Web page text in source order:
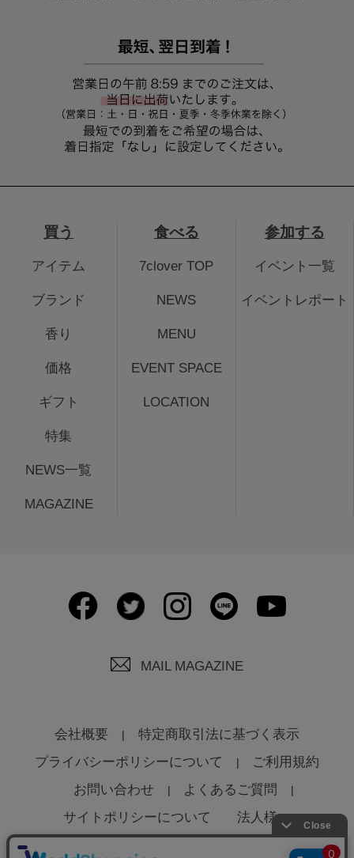
買う
アイテム
ブランド
香り
価格
ギフト
特集
NEWS一覧
MAGAZINE
食べる
7clover TOP
NEWS
MENU
EVENT SPACE
LOCATION
参加する
イベント一覧
イベントレポート
MAIL MAGAZINE
会社概要
特定商取引法に基づく表示
プライバシーポリシーについて
ご利用規約
お問い合わせ
よくあるご質問
サイトポリシーについて
法人様へ